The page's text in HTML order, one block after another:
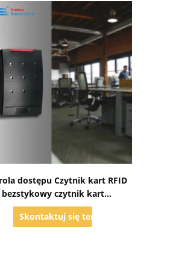
dostępu Czytnik kart RFID
bezstykowy czytnik kart
inteligentnych NFC USB
Skontaktuj się teraz